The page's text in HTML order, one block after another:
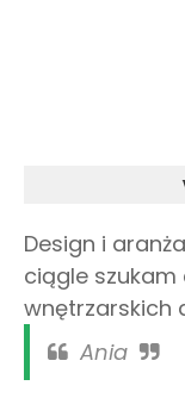
Design i
ciągle
wnętrzarskich
Ania